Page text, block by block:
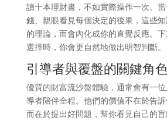
讀十本理財書，不如實際操作一次。
錢、親眼看見每個決定的後果，這些
的理論，而會內化成你的直覺反應。
選擇時，你會更自然地做出明智判斷。
引導者與覆盤的關鍵角
優質的財富流沙盤體驗，通常會有一位
導者陪伴全程。他們的價值不在於告訴
而在於提出好問題，幫你看見自己的盲